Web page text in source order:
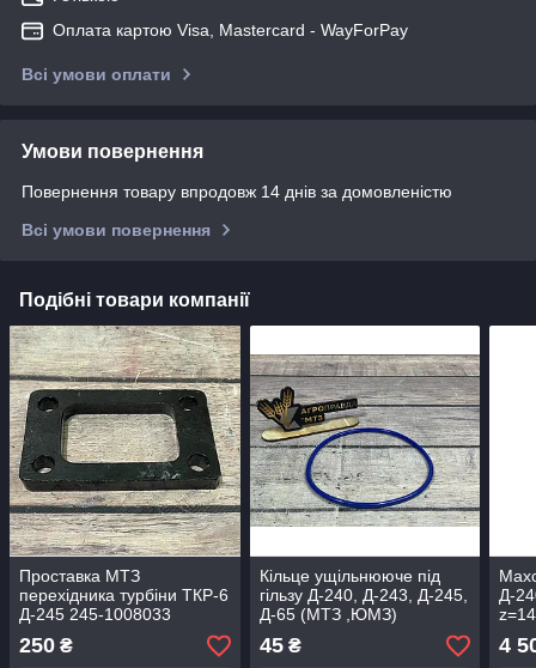
Оплата картою Visa, Mastercard - WayForPay
Всі умови оплати
Умови повернення
Повернення товару впродовж 14 днів за домовленістю
Всі умови повернення
Подібні товари компанії
Проставка МТЗ
перехідника турбіни ТКР-6
Д-245 245-1008033
250 ₴
Кільце ущільнююче під
гільзу Д-240, Д-243, Д-245,
Д-65 (МТЗ ,ЮМЗ)
(Силікон)
45₴
Д-
4